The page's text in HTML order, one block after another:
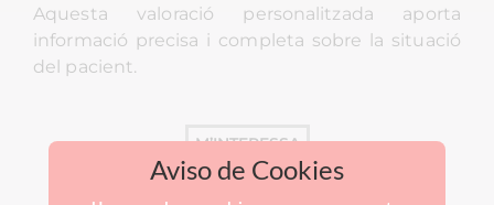
Aquesta valoració personalitzada aporta
informació precisa i completa sobre la situació
del pacient.
M’INTERESSA
Aviso de Cookies